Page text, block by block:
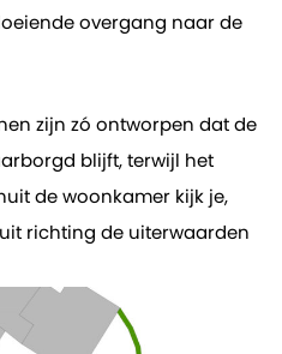
overgang naar de
zijn zó ontworpen dat de
blijft, terwijl het
de woonkamer kijk je,
richting de uiterwaarden